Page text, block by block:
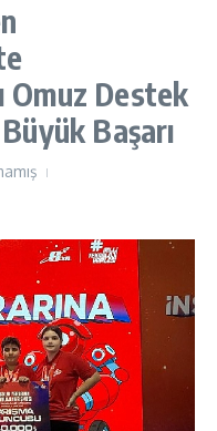
Omuz Destek
Başarı